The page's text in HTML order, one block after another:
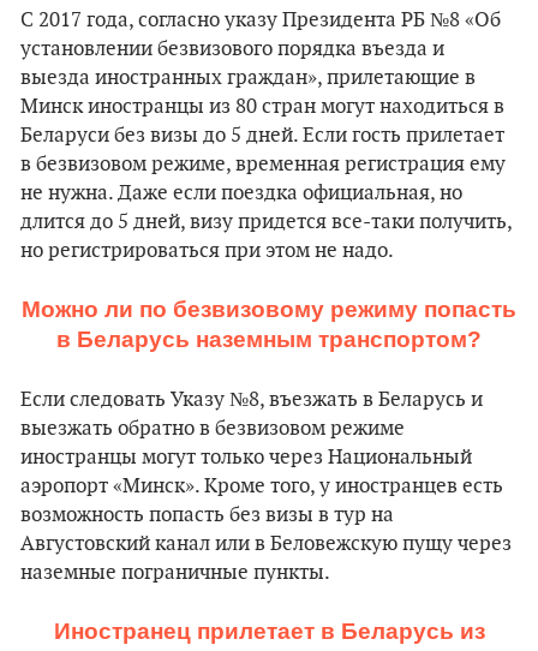
С 2017 года, согласно указу Президента РБ №8 «Об
установлении безвизового порядка въезда и
выезда иностранных граждан», прилетающие в
Минск иностранцы из 80 стран могут находиться в
Беларуси без визы до 5 дней. Если гость прилетает
в безвизовом режиме, временная регистрация ему
не нужна. Даже если поездка официальная, но
длится до 5 дней, визу придется все-таки получить,
но регистрироваться при этом не надо.
Можно ли по безвизовому режиму попасть
в Беларусь наземным транспортом?
Если следовать Указу №8, въезжать в Беларусь и
выезжать обратно в безвизовом режиме
иностранцы могут только через Национальный
аэропорт «Минск». Кроме того, у иностранцев есть
возможность попасть без визы в тур на
Августовский канал или в Беловежскую пущу через
наземные пограничные пункты.
Иностранец прилетает в Беларусь из